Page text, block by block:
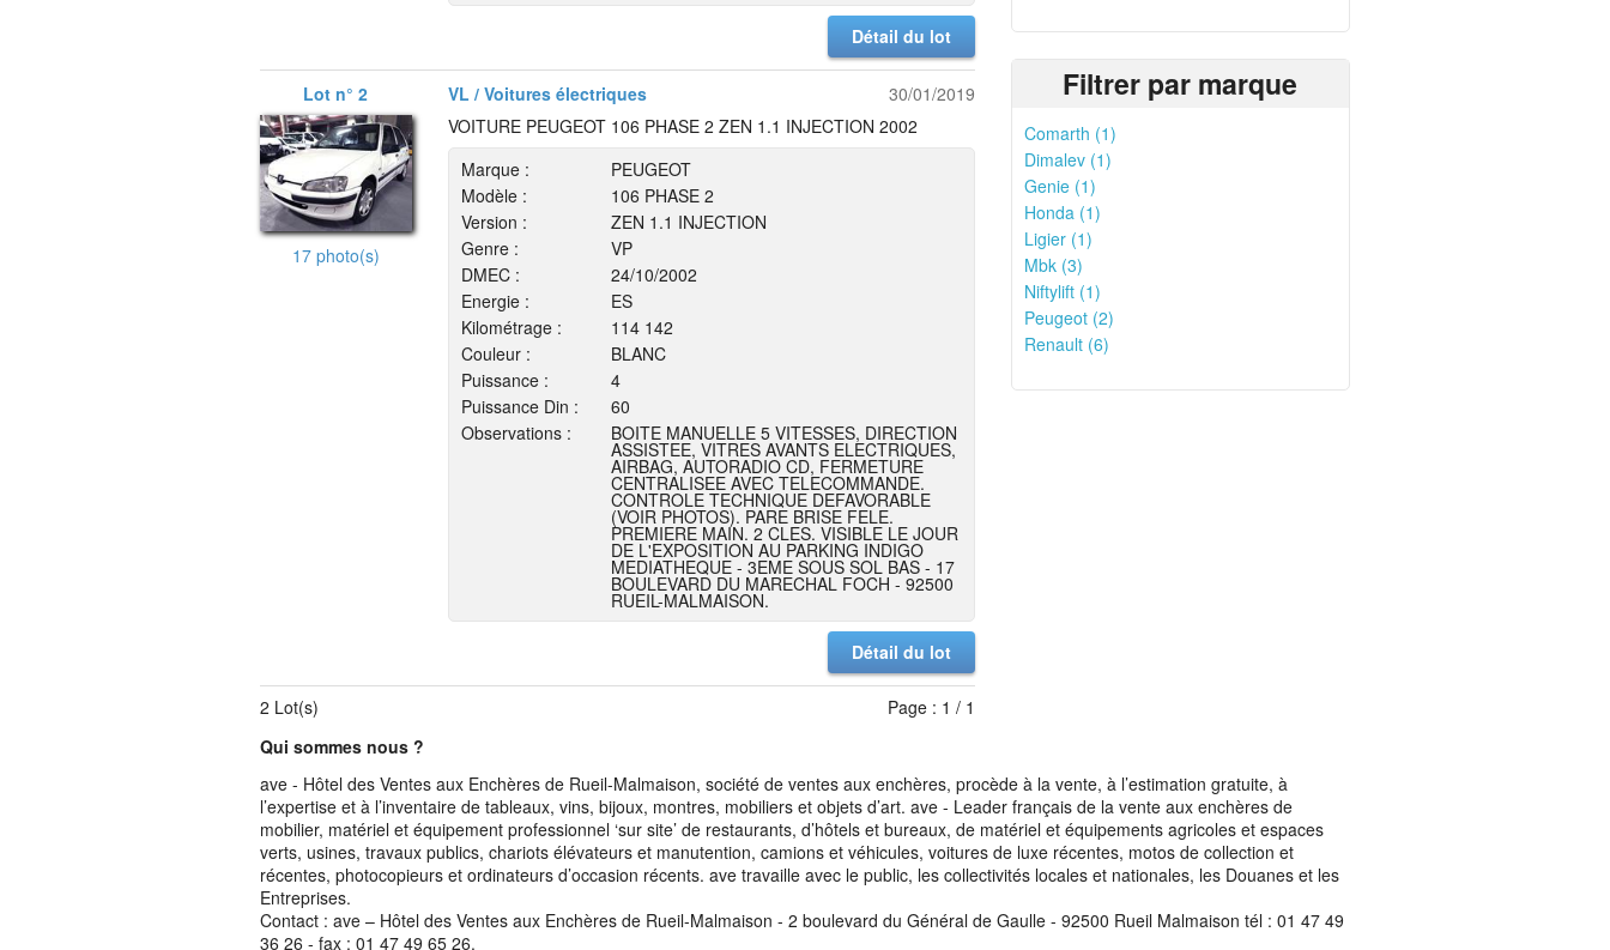
Détail du lot
Lot n° 2 VL / Voitures électriques 30/01/2019
17 photo(s)
VOITURE PEUGEOT 106 PHASE 2 ZEN 1.1 INJECTION 2002
Marque :
PEUGEOT
Modèle :
106 PHASE 2
Version :
ZEN 1.1 INJECTION
Genre :
VP
DMEC :
24/10/2002
Energie :
ES
Kilométrage :
114 142
Couleur :
BLANC
Puissance :
4
Puissance Din :
60
Observations :
BOITE MANUELLE 5 VITESSES, DIRECTION
ASSISTEE, VITRES AVANTS ELECTRIQUES,
AIRBAG, AUTORADIO CD, FERMETURE
CENTRALISEE AVEC TELECOMMANDE.
CONTROLE TECHNIQUE DEFAVORABLE
(VOIR PHOTOS). PARE BRISE FELE.
PREMIERE MAIN. 2 CLES. VISIBLE LE JOUR
DE L'EXPOSITION AU PARKING INDIGO
MEDIATHEQUE - 3EME SOUS SOL BAS - 17
BOULEVARD DU MARECHAL FOCH - 92500
RUEIL-MALMAISON.
Détail du lot
2 Lot(s) Page : 1 / 1
Filtrer par marque
Comarth (1)
Dimalev (1)
Genie (1)
Honda (1)
Ligier (1)
Mbk (3)
Niftylift (1)
Peugeot (2)
Renault (6)
Qui sommes nous ?
ave - Hôtel des Ventes aux Enchères de Rueil-Malmaison, société de ventes aux enchères, procède à la vente, à l’estimation gratuite, à
l’expertise et à l’inventaire de tableaux, vins, bijoux, montres, mobiliers et objets d’art. ave - Leader français de la vente aux enchères de
mobilier, matériel et équipement professionnel ‘sur site’ de restaurants, d’hôtels et bureaux, de matériel et équipements agricoles et espaces
verts, usines, travaux publics, chariots élévateurs et manutention, camions et véhicules, voitures de luxe récentes, motos de collection et
récentes, photocopieurs et ordinateurs d’occasion récents. ave travaille avec le public, les collectivités locales et nationales, les Douanes et les
Entreprises.
Contact : ave – Hôtel des Ventes aux Enchères de Rueil-Malmaison - 2 boulevard du Général de Gaulle - 92500 Rueil Malmaison tél : 01 47 49
36 26 - fax : 01 47 49 65 26.